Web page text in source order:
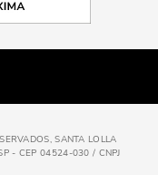
SANTA LOLLA
- CEP 04524-030 / CNPJ